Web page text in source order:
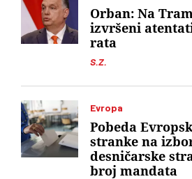
S.Z.
Orban: Na
izvršeni
rata
Evropa
Pobeda
stranke na
desničarske
broj mandata